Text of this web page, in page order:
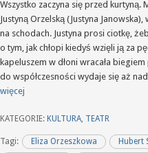
Wszystko zaczyna się przed kurtyną.
Justyną Orzelską (Justyna
na schodach. Justyna prosi ciotkę,
o tym, jak chłopi kiedyś wzięli ją za
kapeluszem w dłoni wracała
do współczesności wydaje się aż
więcej
KATEGORIE: KULTURA, TEATR
Tagi: Eliza Orzeszkowa Hubert